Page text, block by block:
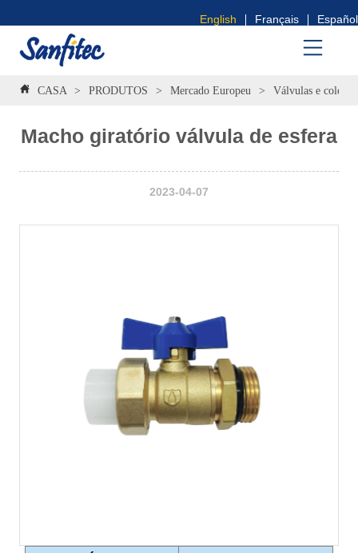
English Français Español
CASA > PRODUTOS > Mercado Europeu > Válvulas e
Macho giratório válvula de esfera
2023-04-07